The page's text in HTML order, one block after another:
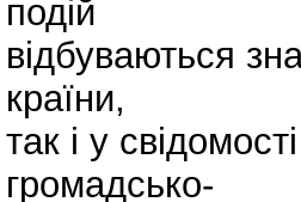
подій
відбуваються
країни,
так і у
громадсько-